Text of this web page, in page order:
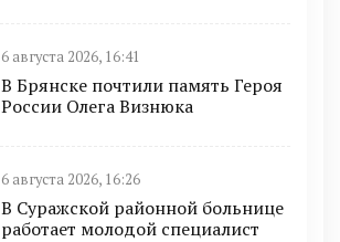
6 августа 2026, 16:41
В Брянске почтили память Героя
России Олега Визнюка
6 августа 2026, 16:26
В Суражской районной больнице
работает молодой специалист